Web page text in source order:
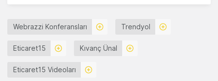
Webrazzi Konferansları Trendyol
Eticaret15 Kıvanç Ünal
Eticaret15 Videoları